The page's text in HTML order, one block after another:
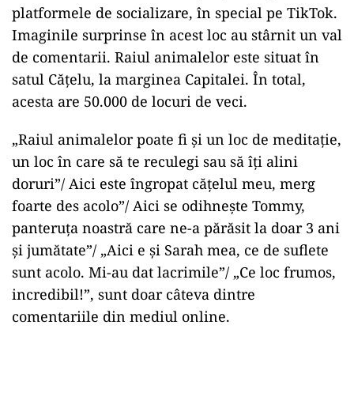
platformele de socializare, în special pe TikTok.
Imaginile surprinse în acest loc au stârnit un val
de comentarii. Raiul animalelor este situat în
satul Cățelu, la marginea Capitalei. În total,
acesta are 50.000 de locuri de veci.
„Raiul animalelor poate fi și un loc de meditație,
un loc în care să te reculegi sau să îți alini
doruri”/ Aici este îngropat cățelul meu, merg
foarte des acolo”/ Aici se odihnește Tommy,
panteruța noastră care ne-a părăsit la doar 3 ani
și jumătate”/ „Aici e și Sarah mea, ce de suflete
sunt acolo. Mi-au dat lacrimile”/ „Ce loc frumos,
incredibil!”, sunt doar câteva dintre
comentariile din mediul online.